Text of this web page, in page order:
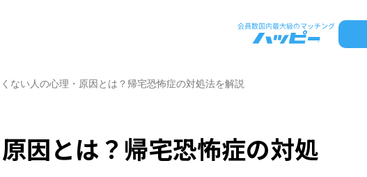
ない人の心理・原因とは？帰宅恐怖症の対処法を解説
因とは？帰宅恐怖症の対処